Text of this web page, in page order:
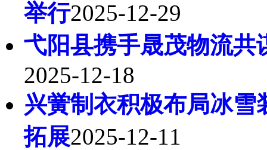
举行2025-12-29
弋阳县携手晟茂物流共
2025-12-18
兴黉制衣积极布局冰
拓展2025-12-11